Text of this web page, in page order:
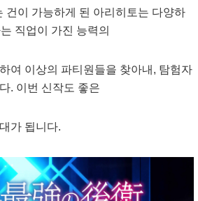
건이 가능하게 된 아리히토는 다양하
직업이 가진 능력의
여 이상의 파티원들을 찾아내, 탐험자
. 이번 신작도 좋은
가 됩니다.